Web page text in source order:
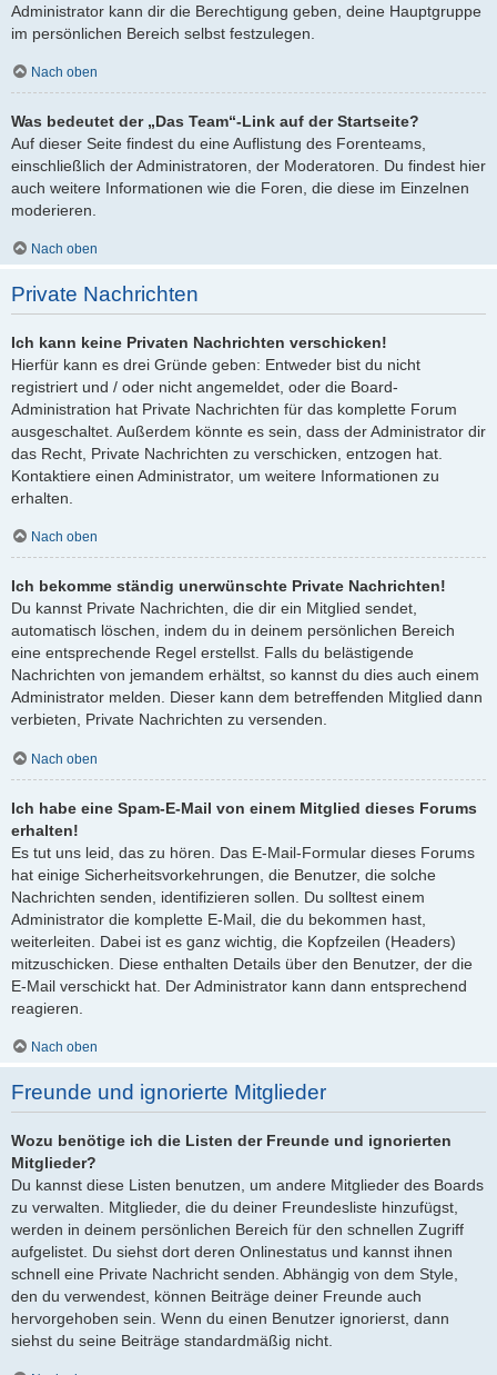
Administrator kann dir die Berechtigung geben, deine Hauptgruppe
im persönlichen Bereich selbst festzulegen.
Nach oben
Was bedeutet der „Das Team“-Link auf der Startseite?
Auf dieser Seite findest du eine Auflistung des Forenteams,
einschließlich der Administratoren, der Moderatoren. Du findest hier
auch weitere Informationen wie die Foren, die diese im Einzelnen
moderieren.
Nach oben
Private Nachrichten
Ich kann keine Privaten Nachrichten verschicken!
Hierfür kann es drei Gründe geben: Entweder bist du nicht
registriert und / oder nicht angemeldet, oder die Board-
Administration hat Private Nachrichten für das komplette Forum
ausgeschaltet. Außerdem könnte es sein, dass der Administrator dir
das Recht, Private Nachrichten zu verschicken, entzogen hat.
Kontaktiere einen Administrator, um weitere Informationen zu
erhalten.
Nach oben
Ich bekomme ständig unerwünschte Private Nachrichten!
Du kannst Private Nachrichten, die dir ein Mitglied sendet,
automatisch löschen, indem du in deinem persönlichen Bereich
eine entsprechende Regel erstellst. Falls du belästigende
Nachrichten von jemandem erhältst, so kannst du dies auch einem
Administrator melden. Dieser kann dem betreffenden Mitglied dann
verbieten, Private Nachrichten zu versenden.
Nach oben
Ich habe eine Spam-E-Mail von einem Mitglied dieses Forums
erhalten!
Es tut uns leid, das zu hören. Das E-Mail-Formular dieses Forums
hat einige Sicherheitsvorkehrungen, die Benutzer, die solche
Nachrichten senden, identifizieren sollen. Du solltest einem
Administrator die komplette E-Mail, die du bekommen hast,
weiterleiten. Dabei ist es ganz wichtig, die Kopfzeilen (Headers)
mitzuschicken. Diese enthalten Details über den Benutzer, der die
E-Mail verschickt hat. Der Administrator kann dann entsprechend
reagieren.
Nach oben
Freunde und ignorierte Mitglieder
Wozu benötige ich die Listen der Freunde und ignorierten
Mitglieder?
Du kannst diese Listen benutzen, um andere Mitglieder des Boards
zu verwalten. Mitglieder, die du deiner Freundesliste hinzufügst,
werden in deinem persönlichen Bereich für den schnellen Zugriff
aufgelistet. Du siehst dort deren Onlinestatus und kannst ihnen
schnell eine Private Nachricht senden. Abhängig von dem Style,
den du verwendest, können Beiträge deiner Freunde auch
hervorgehoben sein. Wenn du einen Benutzer ignorierst, dann
siehst du seine Beiträge standardmäßig nicht.